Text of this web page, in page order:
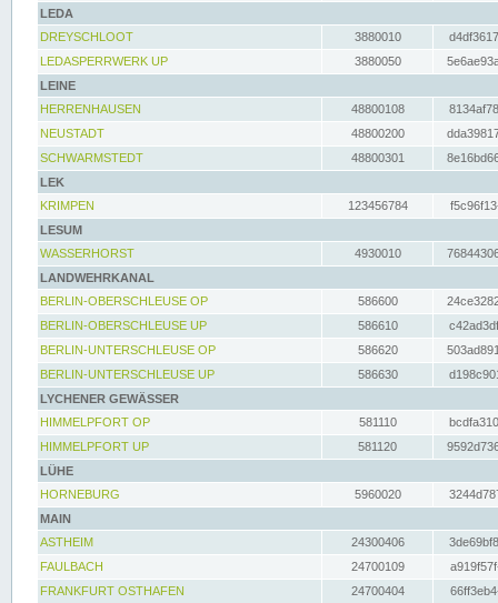
LEDA
DREYSCHLOOT
3880010
LEDASPERRWERK UP
3880050
LEINE
HERRENHAUSEN
48800108
NEUSTADT
48800200
SCHWARMSTEDT
48800301
LEK
KRIMPEN
123456784
LESUM
WASSERHORST
4930010
LANDWEHRKANAL
BERLIN-OBERSCHLEUSE OP
586600
BERLIN-OBERSCHLEUSE UP
586610
BERLIN-UNTERSCHLEUSE OP
586620
BERLIN-UNTERSCHLEUSE UP
586630
LYCHENER GEWÄSSER
HIMMELPFORT OP
581110
HIMMELPFORT UP
581120
LÜHE
HORNEBURG
5960020
MAIN
ASTHEIM
24300406
FAULBACH
24700109
FRANKFURT OSTHAFEN
24700404